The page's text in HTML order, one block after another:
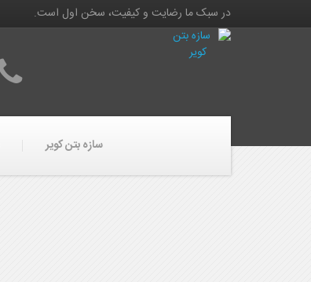
در سبک ما رضایت و کیفیت، سخن اول است.
سازه بتن کویر